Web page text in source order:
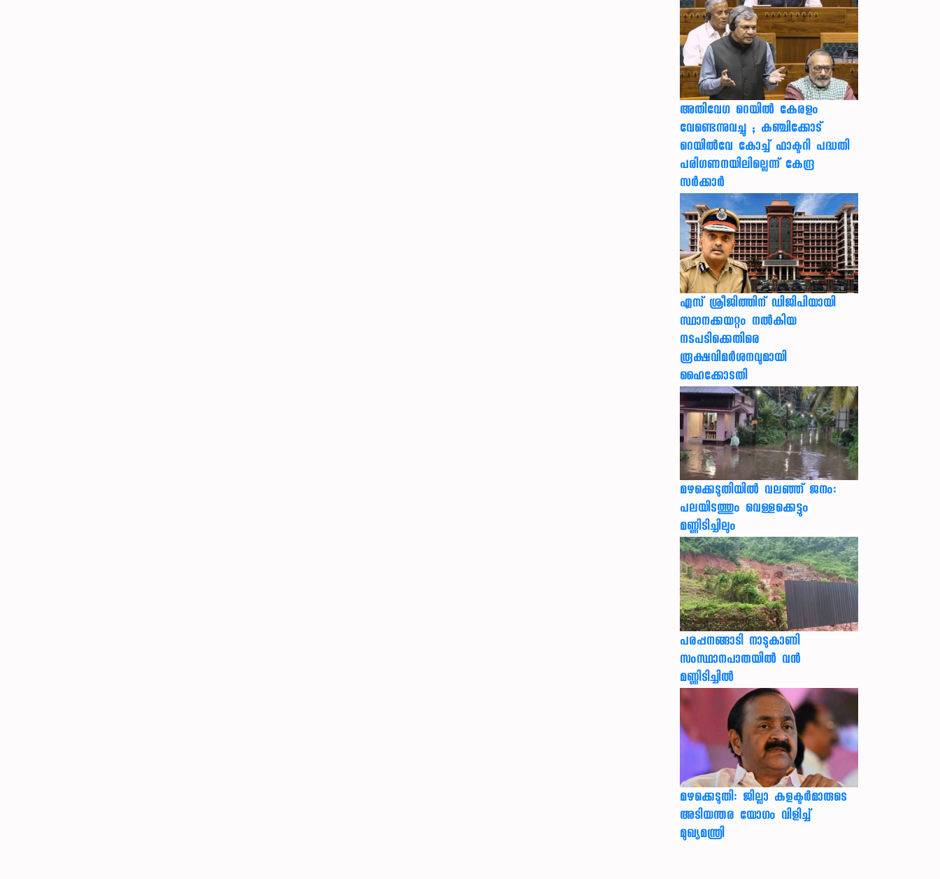
അതിവേഗ റെയിൽ കേരളം
വേണ്ടെന്നുവച്ചു ; കഞ്ചിക്കോട്
റെയിൽവേ കോച്ച് ഫാക്ടറി പദ്ധതി
പരിഗണനയിലില്ലെന്ന് കേന്ദ്ര
സർക്കാർ
എസ് ശ്രീജിത്തിന് ഡിജിപിയായി
സ്ഥാനക്കയറ്റം നൽകിയ
നടപടിക്കെതിരെ
രൂക്ഷവിമർശനവുമായി
ഹൈക്കോടതി
മഴക്കെടുതിയിൽ വലഞ്ഞ് ജനം:
പലയിടത്തും വെള്ളക്കെട്ടും
മണ്ണിടിച്ചിലും
പരപ്പനങ്ങാടി നാടുകാണി
സംസ്ഥാനപാതയില്‍ വന്‍
മണ്ണിടിച്ചില്‍
മഴക്കെടുതി: ജില്ലാ കളക്ടർമാരുടെ
അടിയന്തര യോഗം വിളിച്ച്
മുഖ്യമന്ത്രി